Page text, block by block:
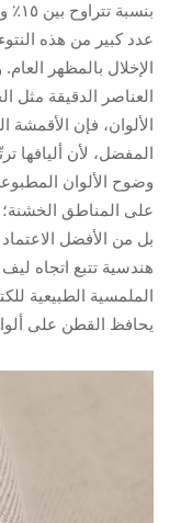
عدد كبير من هذه
الإخلال بالمظهر
العناصر الدقيقة مثل
الألوان، فإن الأقمشة
المفضل، لأن أليافها
وضوح الألوان
على المناطق
بل من الأفضل
هندسية تتبع اتجاه
الملمسية الطبيعية
يحافظ القطن على